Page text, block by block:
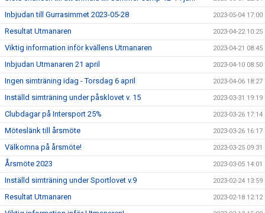
Inbjudan till Gurrasimmet 2023-05-28 2023-05-04 17:00
Resultat Utmanaren 2023-04-22 10:25
Viktig information inför kvällens Utmanaren 2023-04-21 08:45
Inbjudan Utmanaren 21 april 2023-04-10 08:50
Ingen simträning idag - Torsdag 6 april 2023-04-06 18:27
Inställd simträning under påsklovet v. 15 2023-03-31 19:19
Clubdagar på Intersport 25% 2023-03-26 17:14
Möteslänk till årsmöte 2023-03-26 16:17
Välkomna på årsmöte! 2023-03-25 09:31
Årsmöte 2023 2023-03-05 14:01
Inställd simträning under Sportlovet v.9 2023-02-24 13:59
Resultat Utmanaren 2023-02-18 12:12